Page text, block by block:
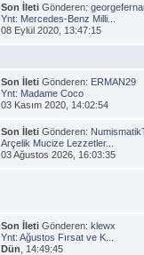
Son İleti Gönderen:
Ynt: Mercedes-Benz Milli...
08 Eylül 2020, 13:47:15
Son İleti Gönderen: ERMAN29
Ynt: Madame Coco
03 Kasım 2020, 14:02:54
Son İleti Gönderen:
Arçelik Mucize Lezzetler...
03 Ağustos 2026, 16:03:35
Son İleti Gönderen:klewx
Ynt: Ağustos Fırsat ve K...
Dün
, 14:49:45